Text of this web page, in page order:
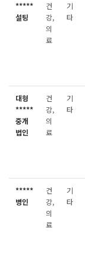
*****
설팅
건
강,
의
료
기
타
대형
*****
중개
법인
건
강,
의
료
기
타
*****
병인
건
강,
의
료
기
타